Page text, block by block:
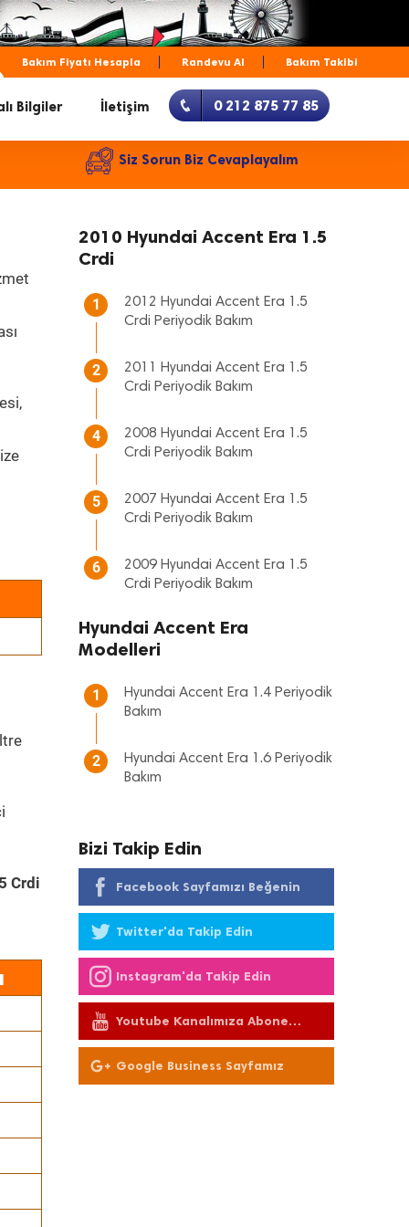
Bakım Fiyatı Hesapla Randevu Al Bakım Takibi
Bilgiler İletişim 0 212 875 77 85
Siz Sorun Biz Cevaplayalım
Crdi
2010 Hyundai Accent Era 1.5
Crdi
1
2012 Hyundai Accent Era 1.5
Crdi Periyodik Bakım
2
2011 Hyundai Accent Era 1.5
Crdi Periyodik Bakım
4
2008 Hyundai Accent Era 1.5
Crdi Periyodik Bakım
5
2007 Hyundai Accent Era 1.5
Crdi Periyodik Bakım
6
2009 Hyundai Accent Era 1.5
Crdi Periyodik Bakım
Hyundai Accent Era
Modelleri
1
Hyundai Accent Era 1.4 Periyodik
Bakım
2
Hyundai Accent Era 1.6 Periyodik
Bakım
Bizi Takip Edin
Facebook Sayfamızı Beğenin
Twitter'da Takip Edin
Instagram'da Takip Edin
Youtube Kanalımıza Abone
Olun
Google Business Sayfamız